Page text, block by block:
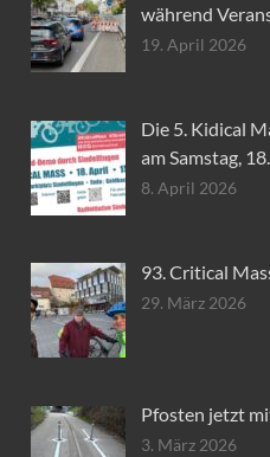
während
19. April 2026
Die 5. Kidical
am Samstag,
8. April 2026
93. Critical
29. März 2026
Pfosten jetzt
3. März 2026